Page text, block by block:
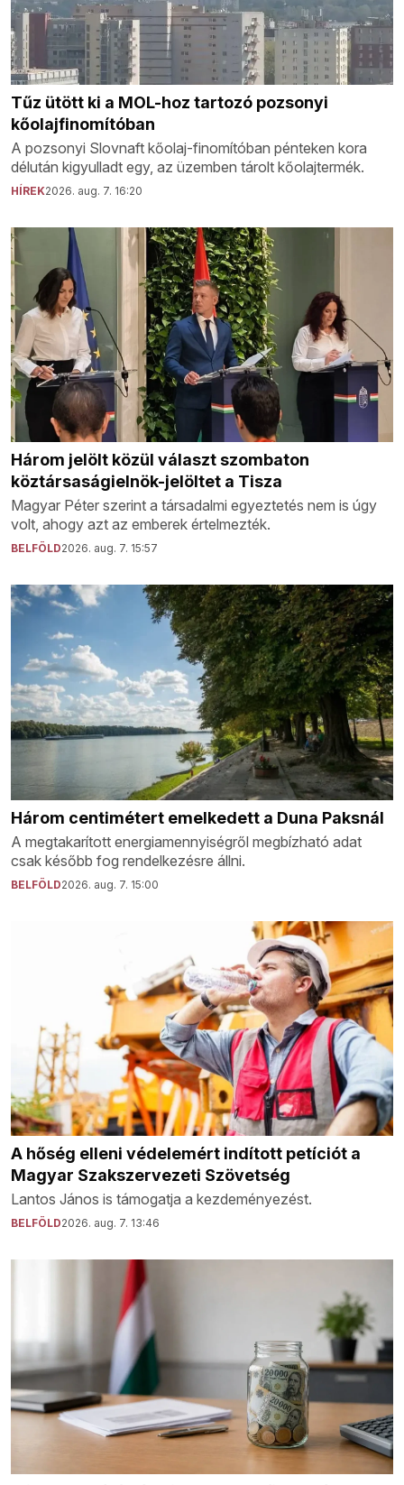
Tűz ütött ki a MOL-hoz tartozó pozsonyi
kőolajfinomítóban
A pozsonyi Slovnaft kőolaj-finomítóban pénteken kora
délután kigyulladt egy, az üzemben tárolt kőolajtermék.
HÍREK2026. aug. 7. 16:20
Három jelölt közül választ szombaton
köztársaságielnök-jelöltet a Tisza
Magyar Péter szerint a társadalmi egyeztetés nem is úgy
volt, ahogy azt az emberek értelmezték.
BELFÖLD2026. aug. 7. 15:57
Három centimétert emelkedett a Duna Paksnál
A megtakarított energiamennyiségről megbízható adat
csak később fog rendelkezésre állni.
BELFÖLD2026. aug. 7. 15:00
A hőség elleni védelemért indított petíciót a
Magyar Szakszervezeti Szövetség
Lantos János is támogatja a kezdeményezést.
BELFÖLD2026. aug. 7. 13:46